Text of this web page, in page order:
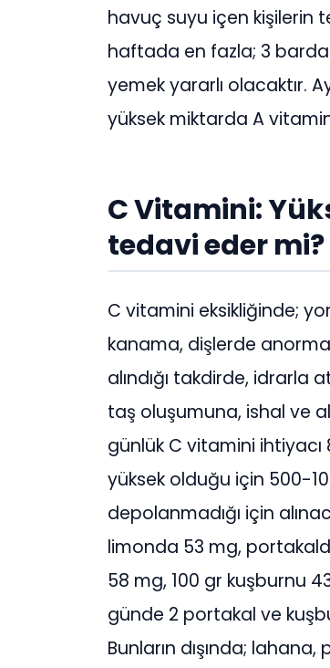
havuç suyu içen kişilerin
haftada en fazla; 3
yemek yararlı olacaktır.
yüksek miktarda A
C Vitamini:
tedavi eder mi?
C vitamini eksikliğinde;
kanama, dişlerde
alındığı takdirde, idrarla
taş oluşumuna, ishal ve
günlük C vitamini
yüksek olduğu için 500-
depolanmadığı için
limonda 53 mg,
58 mg, 100 gr kuşburnu
günde 2 portakal ve
Bunların dışında;